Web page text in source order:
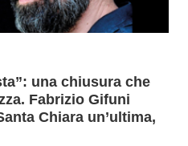
una chiusura che
Fabrizio Gifuni
Chiara un’ultima,